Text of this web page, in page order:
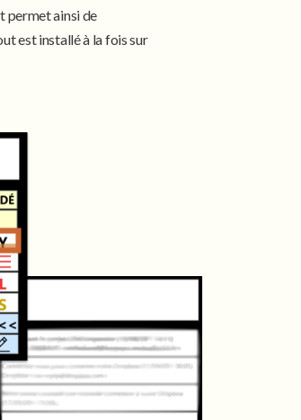
permet ainsi de
est installé à la fois sur